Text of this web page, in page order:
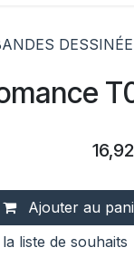
Ajouter au
liste de souhaits
16,92